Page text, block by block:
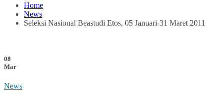
Home
News
Seleksi Nasional Beastudi Etos, 05 Januari-31 Maret 2011
08
Mar
News